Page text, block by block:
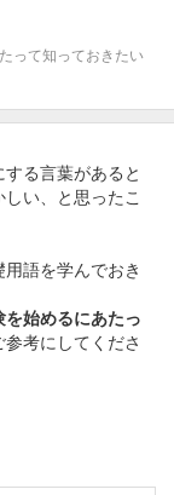
って知っておきたい
る言葉があると
い、と思ったこ
語を学んでおき
を始めるにあたっ
考にしてくださ